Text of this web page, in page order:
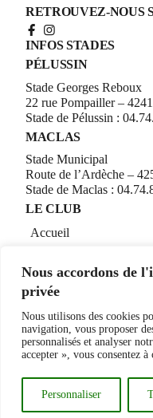
Nous accordons de
privée
Nous utilisons des cookies
navigation, vous proposer
personnalisés et analyser
accepter », vous consentez
Personnaliser
RETROUVEZ-NOUS
INFOS STADES
PÉLUSSIN
Stade Georges Reboux
22 rue Pompailler –
Stade de Pélussin :
MACLAS
Stade Municipal
Route de l’Ardèche –
Stade de Maclas :
LE CLUB
Accueil
L’organigramme du
ACTUALITÉS
Toutes nos actualités
Évènement
PAGES LÉGALES
Accueil
CLUB PARTENAIRE